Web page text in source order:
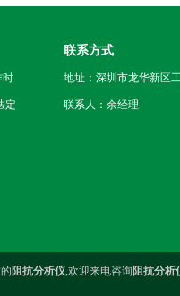
时
定
联系方式
地址：深圳市龙华新区
联系人：余经理
阻抗分析仪,欢迎来电咨询 阻抗分析